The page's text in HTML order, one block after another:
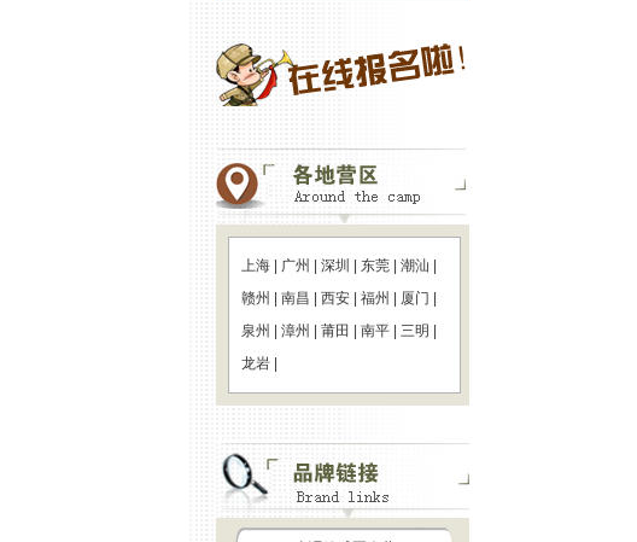
上海 广州 深圳 东莞 潮汕
赣州
南昌 西安 福州 厦门
泉州
漳州 莆田 南平 三明
龙岩